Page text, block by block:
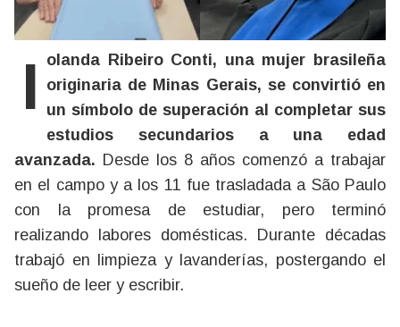
Iolanda Ribeiro Conti, una mujer brasileña
originaria de Minas Gerais, se convirtió en
un símbolo de superación al completar sus
estudios secundarios a una edad
avanzada. Desde los 8 años comenzó a trabajar
en el campo y a los 11 fue trasladada a São Paulo
con la promesa de estudiar, pero terminó
realizando labores domésticas. Durante décadas
trabajó en limpieza y lavanderías, postergando el
sueño de leer y escribir.